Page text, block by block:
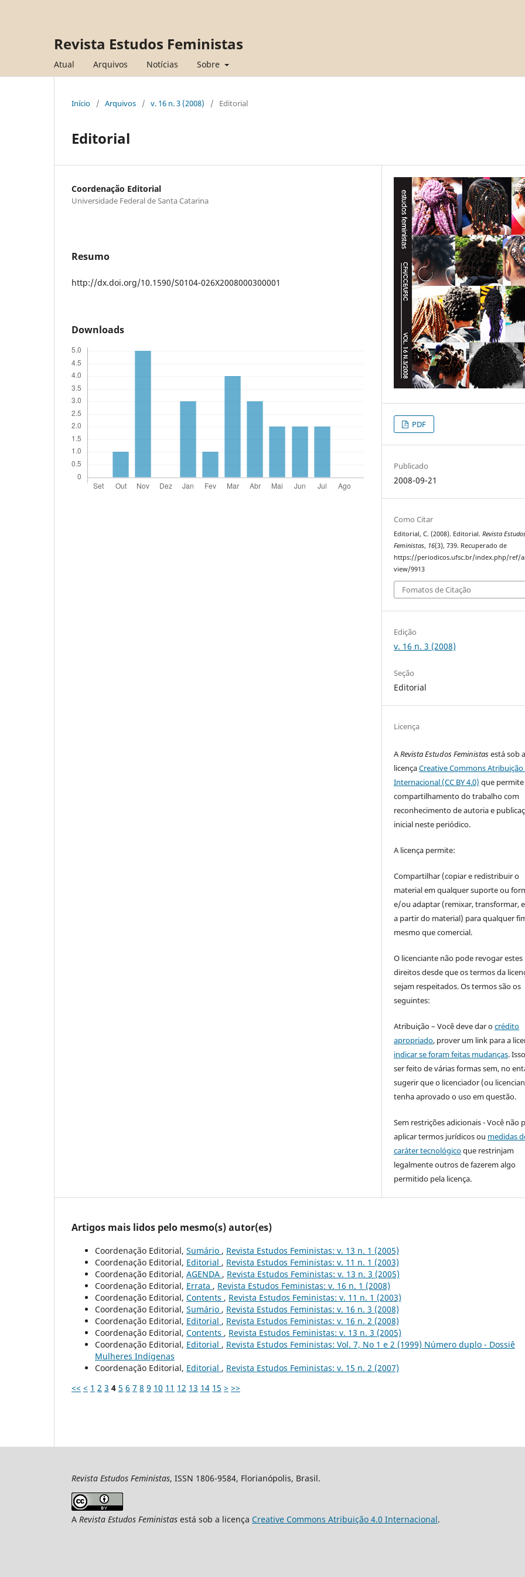
Revista Estudos Feministas
Atual Arquivos Notícias Sobre
Início / Arquivos / v. 16 n. 3 (2008) / Editorial
Editorial
Coordenação Editorial
Universidade Federal de Santa Catarina
Resumo
http://dx.doi.org/10.1590/S0104-026X2008000300001
Downloads
PDF
Publicado
2008-09-21
Como Citar
Editorial, C. (2008). Editorial.Revista
Feministas, 16(3), 739. Recuperado de
https://periodicos.ufsc.br/index.php/ref/
view/9913
Fomatos de Citação
Edição
v. 16 n. 3 (2008)
Seção
Editorial
Licença
ARevista Estudos Feministasestá sob a
licençaCreative Commons Atribuição
Internacional (CC BY 4.0) que
compartilhamento do trabalho com
reconhecimento de autoria e
inicial neste periódico.
A licença permite:
Compartilhar (copiar e redistribuir o
material em qualquer suporte ou
e/ou adaptar (remixar, transformar,
a partir do material) para qualquer
mesmo que comercial.
O licenciante não pode revogar estes
direitos desde que os termos da
sejam respeitados. Os termos são os
seguintes:
Atribuição – Você deve dar ocrédito
apropriado, prover um link para a
indicar se foram feitas mudanças.
ser feito de várias formas sem, no
sugerir que o licenciador (ou
tenha aprovado o uso em questão.
Sem restrições adicionais - Você não
aplicar termos jurídicos ou medidas
caráter tecnológicoque restrinjam
legalmente outros de fazerem algo
permitido pela licença.
Artigos mais lidos pelo mesmo(s) autor(es)
Coordenação Editorial, Sumário , Revista Estudos Feministas: v. 13 n. 1 (2005)
Coordenação Editorial, Editorial , Revista Estudos Feministas: v. 11 n. 1 (2003)
Coordenação Editorial, AGENDA , Revista Estudos Feministas: v. 13 n. 3 (2005)
Coordenação Editorial, Errata , Revista Estudos Feministas: v. 16 n. 1 (2008)
Coordenação Editorial, Contents , Revista Estudos Feministas: v. 11 n. 1 (2003)
Coordenação Editorial, Sumário , Revista Estudos Feministas: v. 16 n. 3 (2008)
Coordenação Editorial, Editorial , Revista Estudos Feministas: v. 16 n. 2 (2008)
Coordenação Editorial, Contents , Revista Estudos Feministas: v. 13 n. 3 (2005)
Coordenação Editorial, Editorial , Revista Estudos Feministas: Vol. 7, No 1 e 2 (1999) Número duplo - Dossiê
Mulheres Indígenas
Coordenação Editorial, Editorial , Revista Estudos Feministas: v. 15 n. 2 (2007)
<< < 1 2 3 4 5 6 7 8 9 10 11 12 13 14 15 > >>
Revista Estudos Feministas, ISSN 1806-9584, Florianópolis, Brasil.
A Revista Estudos Feministas está sob a licença Creative Commons Atribuição 4.0 Internacional.